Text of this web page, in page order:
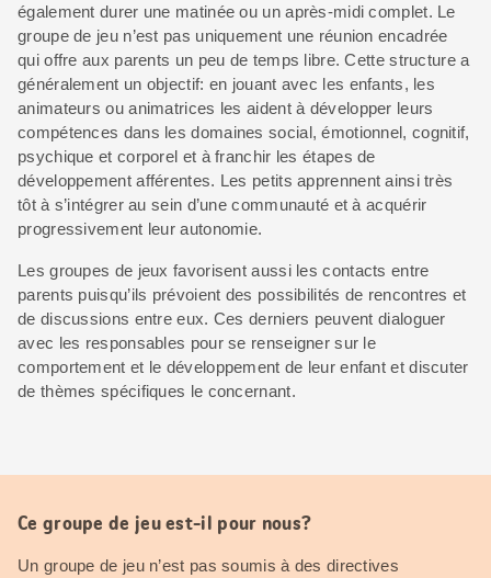
également durer une matinée ou un après-midi complet. Le
groupe de jeu n’est pas uniquement une réunion encadrée
qui offre aux parents un peu de temps libre. Cette structure a
généralement un objectif: en jouant avec les enfants, les
animateurs ou animatrices les aident à développer leurs
compétences dans les domaines social, émotionnel, cognitif,
psychique et corporel et à franchir les étapes de
développement afférentes. Les petits apprennent ainsi très
tôt à s’intégrer au sein d’une communauté et à acquérir
progressivement leur autonomie.
Les groupes de jeux favorisent aussi les contacts entre
parents puisqu’ils prévoient des possibilités de rencontres et
de discussions entre eux. Ces derniers peuvent dialoguer
avec les responsables pour se renseigner sur le
comportement et le développement de leur enfant et discuter
de thèmes spécifiques le concernant.
Ce groupe de jeu est-il pour nous?
Un groupe de jeu n’est pas soumis à des directives